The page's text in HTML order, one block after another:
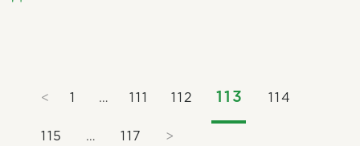
< … 112 113 114
115 … 117 >